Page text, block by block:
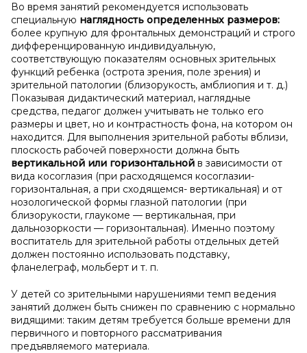
Во время занятий рекомендуется использовать
специальную наглядность определенных размеров:
более крупную для фронтальных демонстраций и строго
дифференцированную индивидуальную,
соответствующую показателям основных зрительных
функций ребенка (острота зрения, поле зрения) и
зрительной патологии (близорукость, амблиопия и т. д.)
Показывая дидактический материал, наглядные
средства, педагог должен учитывать не только его
размеры и цвет, но и контрастность фона, на котором он
находится. Для выполнения зрительной работы вблизи,
плоскость рабочей поверхности должна быть
вертикальной или горизонтальной в зависимости от
вида косоглазия (при расходящемся косоглазии-
горизонтальная, а при сходящемся- вертикальная) и от
нозологической формы глазной патологии (при
близорукости, глаукоме — вертикальная, при
дальнозоркости — горизонтальная). Именно поэтому
воспитатель для зрительной работы отдельных детей
должен постоянно использовать подставку,
фланелеграф, мольберт и т. п.
У детей со зрительными нарушениями темп ведения
занятий должен быть снижен по сравнению с нормально
видящими: таким детям требуется больше времени для
первичного и повторного рассматривания
предъявляемого материала.